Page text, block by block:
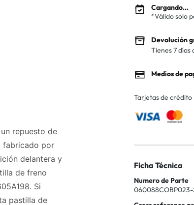
repuesto de
fabricado por
delantera y
de freno
Si
pastilla de
Cargando...
*Válido solo
Devolución
Tienes 7 días
Medios de
Tarjetas de crédito
Ficha Técnica
Numero de Parte